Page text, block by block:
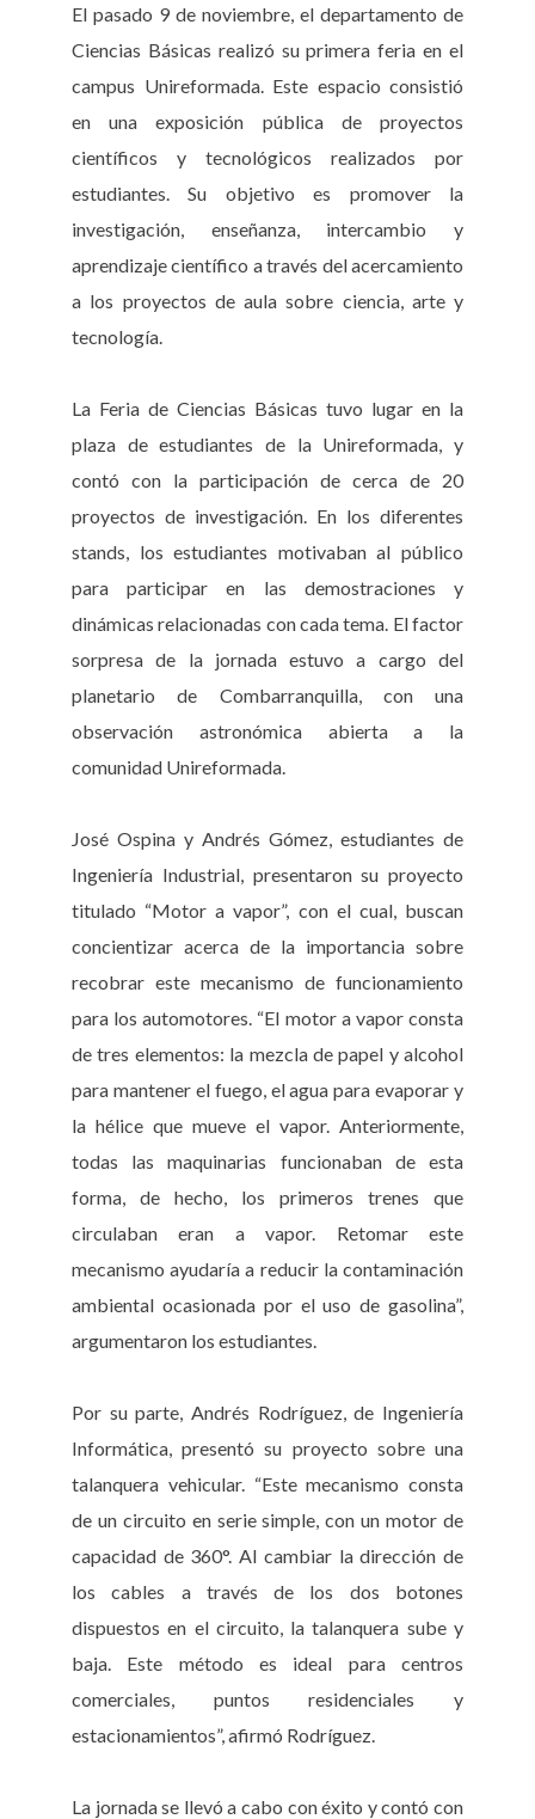
El pasado 9 de noviembre, el departamento de
Ciencias Básicas realizó su primera feria en el
campus Unireformada. Este espacio consistió
en una exposición pública de proyectos
científicos y tecnológicos realizados por
estudiantes. Su objetivo es promover la
investigación, enseñanza, intercambio y
aprendizaje científico a través del acercamiento
a los proyectos de aula sobre ciencia, arte y
tecnología.
La Feria de Ciencias Básicas tuvo lugar en la
plaza de estudiantes de la Unireformada, y
contó con la participación de cerca de 20
proyectos de investigación. En los diferentes
stands, los estudiantes motivaban al público
para participar en las demostraciones y
dinámicas relacionadas con cada tema. El factor
sorpresa de la jornada estuvo a cargo del
planetario de Combarranquilla, con una
observación astronómica abierta a la
comunidad Unireformada.
José Ospina y Andrés Gómez, estudiantes de
Ingeniería Industrial, presentaron su proyecto
titulado “Motor a vapor”, con el cual, buscan
concientizar acerca de la importancia sobre
recobrar este mecanismo de funcionamiento
para los automotores. “El motor a vapor consta
de tres elementos: la mezcla de papel y alcohol
para mantener el fuego, el agua para evaporar y
la hélice que mueve el vapor. Anteriormente,
todas las maquinarias funcionaban de esta
forma, de hecho, los primeros trenes que
circulaban eran a vapor. Retomar este
mecanismo ayudaría a reducir la contaminación
ambiental ocasionada por el uso de gasolina”,
argumentaron los estudiantes.
Por su parte, Andrés Rodríguez, de Ingeniería
Informática, presentó su proyecto sobre una
talanquera vehicular. “Este mecanismo consta
de un circuito en serie simple, con un motor de
capacidad de 360°. Al cambiar la dirección de
los cables a través de los dos botones
dispuestos en el circuito, la talanquera sube y
baja. Este método es ideal para centros
comerciales, puntos residenciales y
estacionamientos”, afirmó Rodríguez.
La jornada se llevó a cabo con éxito y contó con